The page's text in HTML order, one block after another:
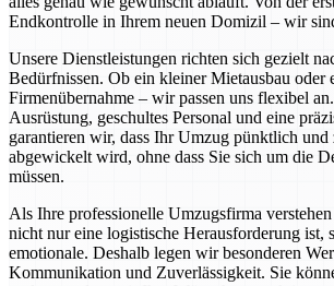
Endkontrolle in Ihrem neuen Domizil – wir
Unsere Dienstleistungen richten sich gezielt
Bedürfnissen. Ob ein kleiner Mietausbau oder
Firmenübernahme – wir passen uns flexibel
Ausrüstung, geschultes Personal und eine
garantieren wir, dass Ihr Umzug pünktlich und
abgewickelt wird, ohne dass Sie sich um die
müssen.
Als Ihre professionelle Umzugsfirma
nicht nur eine logistische Herausforderung ist,
emotionale. Deshalb legen wir besonderen
Kommunikation und Zuverlässigkeit. Sie